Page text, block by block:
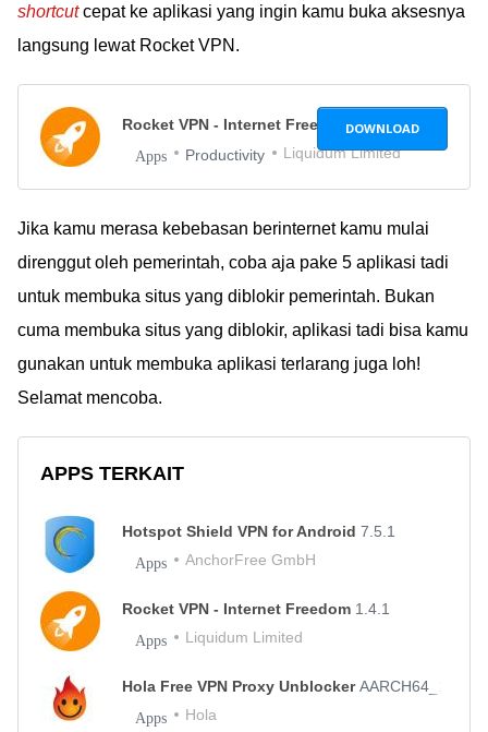
shortcutcepat ke aplikasi yang ingin kamu buka aksesnya
langsung lewat Rocket VPN.
Rocket VPN - Internet Freedom1.4.1
Apps Productivity Liquidum Limited
DOWNLOAD
Jika kamu merasa kebebasan berinternet kamu mulai
direnggut oleh pemerintah, coba aja pake 5 aplikasi tadi
untuk membuka situs yang diblokir pemerintah. Bukan
cuma membuka situs yang diblokir, aplikasi tadi bisa kamu
gunakan untuk membuka aplikasi terlarang juga loh!
Selamat mencoba.
APPS TERKAIT
Hotspot Shield VPN for Android 7.5.1
Apps AnchorFree GmbH
Rocket VPN - Internet Freedom 1.4.1
Apps Liquidum Limited
Hola Free VPN Proxy Unblocker
Apps Hola